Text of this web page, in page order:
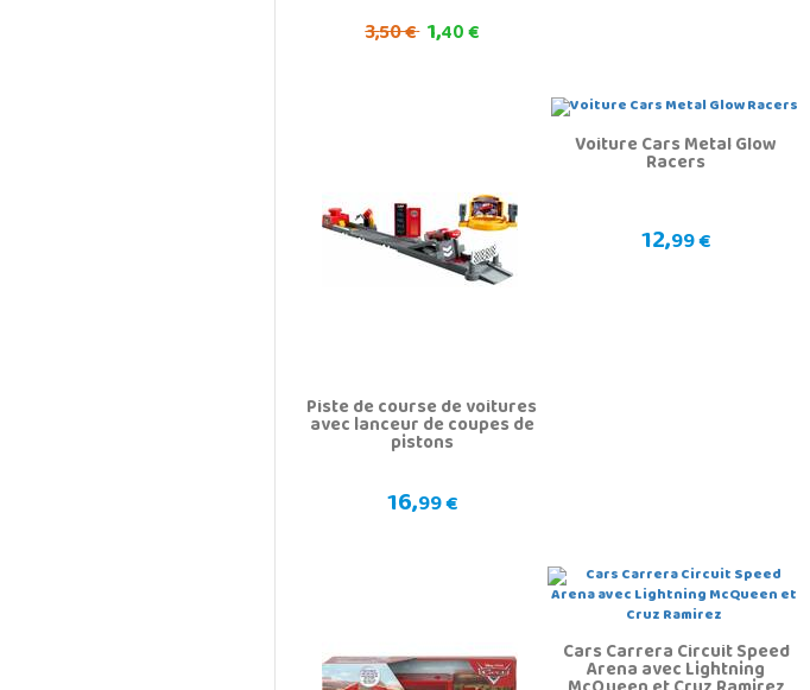
3,50 € 1,40 €
Piste de course de voitures
avec lanceur de coupes de
pistons
16,99 €
Voiture Cars Metal Glow
Racers
12,99 €
Cars Carrera Circuit Speed
Arena avec Lightning